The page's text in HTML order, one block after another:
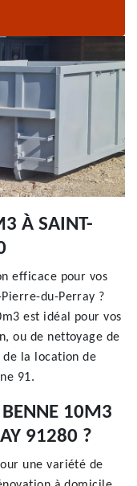
À SAINT-
efficace pour vos
du-Perray ?
est idéal pour vos
ou de nettoyage de
de la location de
91.
10M3
91280 ?
une variété de